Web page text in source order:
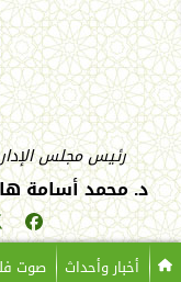
رئيس مجلس
د. محمد أسامة
أخبار وأحداث صوت